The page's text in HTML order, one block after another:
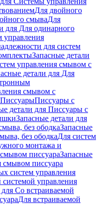
Для двойного
смываДля
для Для одинарного
управления
для систем
Запасные детали
управления смывом с
детали для Для
смывом с
ПиссуарыПиссуары с
детали для Писсуары с
Запасные детали для
без ободкаЗапасные
без ободкаДля систем
монтажа и
писсуараЗапасные
смывом писсуара
систем управления
управления
Со встраиваемой
Для встраиваемой